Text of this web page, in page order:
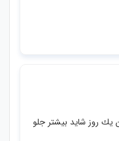
من يك روز شايد بيشتر جلو